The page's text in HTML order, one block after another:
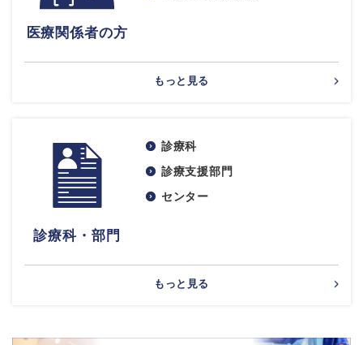
医療関係者の方
もっと見る
診療科・部門
診療科
診療支援部門
センター
もっと見る